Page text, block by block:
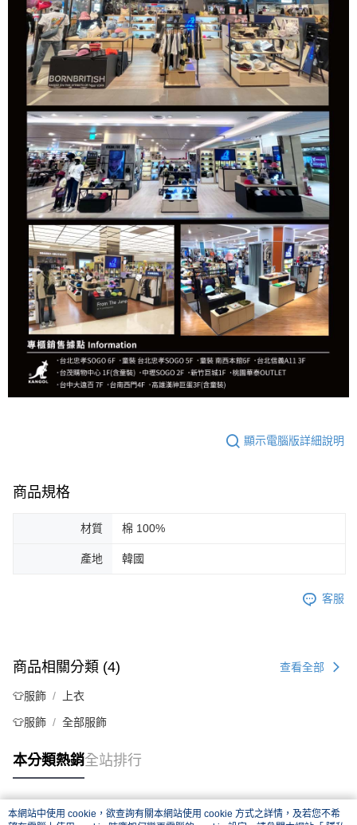
顯示電腦版詳細說明
商品規格
材質 棉 100%
產地 韓國
客服
商品相關分類 (4) 查看全部
👕服飾 上衣
👕服飾 全部服飾
本分類熱銷全站排行
本網站中使用 cookie，欲查詢有關本網站使用 cookie 方式之詳情，及若您不希